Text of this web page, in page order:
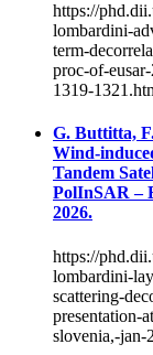
https://
lombardini-
term-
proc-of-
1319-
G. Buttitta,
Wind-
Tandem
PolInSAR –
2026.
https://
lombardini-
scattering-
presentation-
slovenia,-jan-